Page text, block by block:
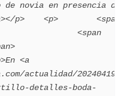
novia en presencia de
p>    <p>        <span
<span
<a
actualidad/202404193
detalles-boda-